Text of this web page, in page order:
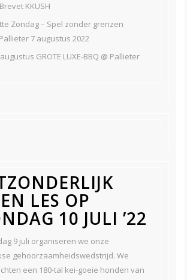
KKUSH
Zondag – Spel zonder grenzen
7 augustus 2022
GROTE LUXE-BBQ @ Pallieter
LES OP
10 JULI ’22
9 juli organiseren we onze
gehoorzaamheidswedstrijd. We
een 180-tal kei-goeie honden van